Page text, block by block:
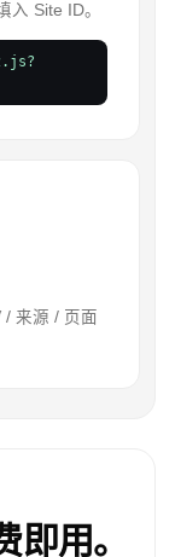
入 Site ID。
/ 来源 / 页面
用。